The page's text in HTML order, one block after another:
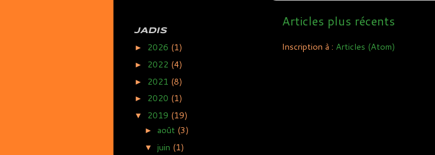
Articles plus récents
Inscription à : Articles (Atom)
JADIS
► 2026 (1)
► 2022 (4)
► 2021 (8)
► 2020 (1)
▼ 2019 (19)
► août (3)
▼juin (1)